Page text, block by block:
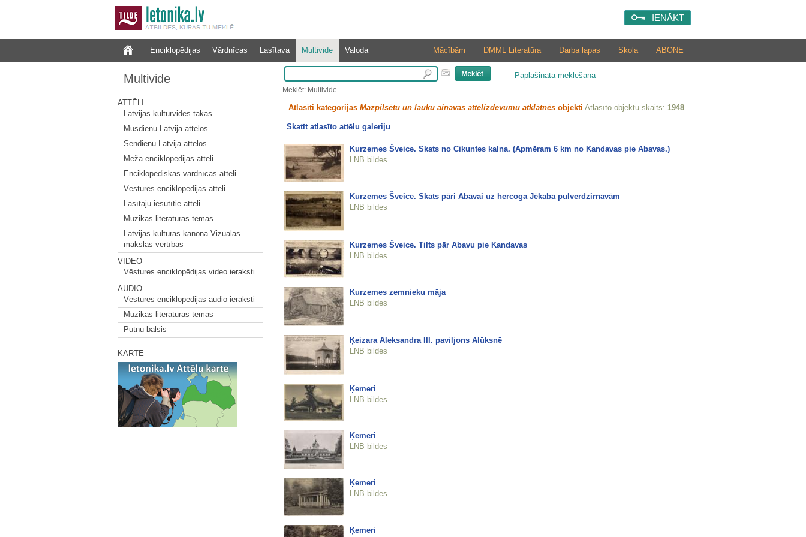
IENĀKT
Enciklopēdijas Vārdnīcas Lasītava Multivide Valoda ABONĒ
Skola
Darba lapas
DMML Literatūra
Mācībām
Multivide
ATTĒLI
Latvijas kultūrvides takas
Mūsdienu Latvija attēlos
Sendienu Latvija attēlos
Meža enciklopēdijas attēli
Enciklopēdiskās vārdnīcas attēli
Vēstures enciklopēdijas attēli
Lasītāju iesūtītie attēli
Mūzikas literatūras tēmas
Latvijas kultūras kanona Vizuālās
mākslas vērtības
VIDEO
Vēstures enciklopēdijas video ieraksti
AUDIO
Vēstures enciklopēdijas audio ieraksti
Mūzikas literatūras tēmas
Putnu balsis
KARTE
Paplašinātā meklēšana
Meklēt: Multivide
Atlasīti kategorijas Mazpilsētu un lauku ainavas attēlizdevumu atklātnēsobjekti Atlasīto objektu skaits: 1948
Skatīt atlasīto attēlu galeriju
Kurzemes Šveice. Skats no Cikuntes kalna. (Apmēram 6 km no Kandavas pie Abavas.)
LNB bildes
Kurzemes Šveice. Skats pāri Abavai uz hercoga Jēkaba pulverdzirnavām
LNB bildes
Kurzemes Šveice. Tilts pār Abavu pie Kandavas
LNB bildes
Kurzemes zemnieku māja
LNB bildes
Ķeizara Aleksandra III. paviljons Alūksnē
LNB bildes
Ķemeri
LNB bildes
Ķemeri
LNB bildes
Ķemeri
LNB bildes
Ķemeri